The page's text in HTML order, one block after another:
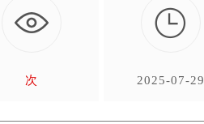
次

2025-07-29